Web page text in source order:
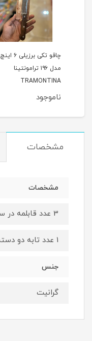
چاقو تکی برزیلی ۶ اینچ
مدل ۱۹۶ ترامونتینا
TRAMONTINA
ناموجود
مشخصات
مشخصات
3 عدد قابلمه در سایز های 20/24/28
1 عدد تابه دو دسته سایز 28
جنس
گرانیت